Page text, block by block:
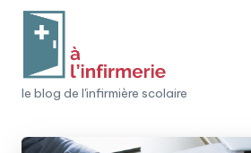
content
à
l'i
le blog de l'infirmière scolaire